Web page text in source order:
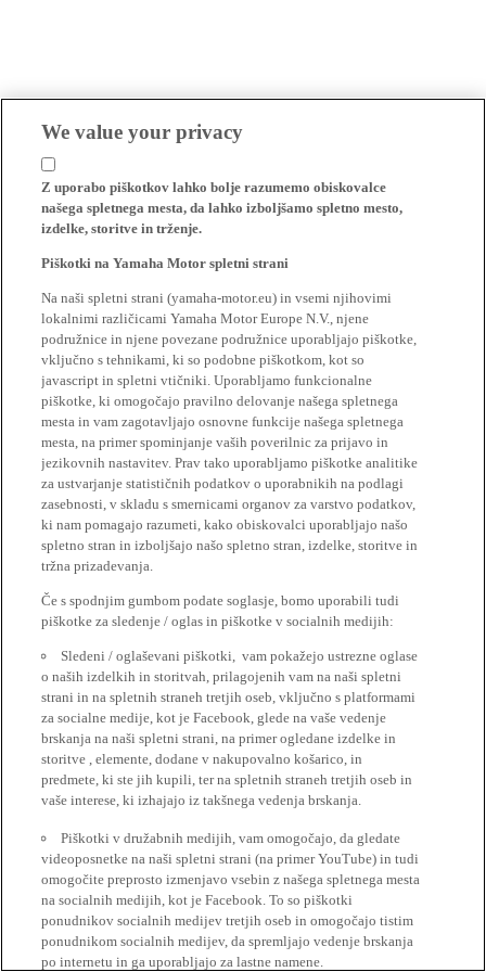
We value your privacy
Z uporabo piškotkov lahko bolje razumemo obiskovalce
našega spletnega mesta, da lahko izboljšamo spletno mesto,
izdelke, storitve in trženje.
Piškotki na Yamaha Motor spletni strani
Na naši spletni strani (yamaha-motor.eu) in vsemi njihovimi
lokalnimi različicami Yamaha Motor Europe N.V., njene
podružnice in njene povezane podružnice uporabljajo piškotke,
vključno s tehnikami, ki so podobne piškotkom, kot so
javascript in spletni vtičniki. Uporabljamo funkcionalne
piškotke, ki omogočajo pravilno delovanje našega spletnega
mesta in vam zagotavljajo osnovne funkcije našega spletnega
mesta, na primer spominjanje vaših poverilnic za prijavo in
jezikovnih nastavitev. Prav tako uporabljamo piškotke analitike
za ustvarjanje statističnih podatkov o uporabnikih na podlagi
zasebnosti, v skladu s smernicami organov za varstvo podatkov,
ki nam pomagajo razumeti, kako obiskovalci uporabljajo našo
spletno stran in izboljšajo našo spletno stran, izdelke, storitve in
tržna prizadevanja.
Če s spodnjim gumbom podate soglasje, bomo uporabili tudi
piškotke za sledenje / oglas in piškotke v socialnih medijih:
Sledeni / oglaševani piškotki, vam pokažejo ustrezne oglase
o naših izdelkih in storitvah, prilagojenih vam na naši spletni
strani in na spletnih straneh tretjih oseb, vključno s platformami
za socialne medije, kot je Facebook, glede na vaše vedenje
brskanja na naši spletni strani, na primer ogledane izdelke in
storitve , elemente, dodane v nakupovalno košarico, in
predmete, ki ste jih kupili, ter na spletnih straneh tretjih oseb in
vaše interese, ki izhajajo iz takšnega vedenja brskanja.
Piškotki v družabnih medijih, vam omogočajo, da gledate
videoposnetke na naši spletni strani (na primer YouTube) in tudi
omogočite preprosto izmenjavo vsebin z našega spletnega mesta
na socialnih medijih, kot je Facebook. To so piškotki
ponudnikov socialnih medijev tretjih oseb in omogočajo tistim
ponudnikom socialnih medijev, da spremljajo vedenje brskanja
po internetu in ga uporabljajo za lastne namene.